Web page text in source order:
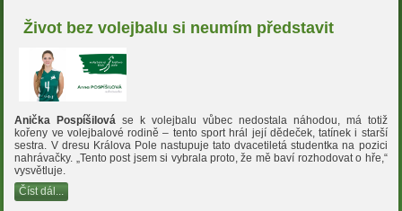
Život bez volejbalu si neumím představit
Anička Pospíšilová se k volejbalu vůbec nedostala náhodou, má totiž
kořeny ve volejbalové rodině – tento sport hrál její dědeček, tatínek i starší
sestra. V dresu Králova Pole nastupuje tato dvacetiletá studentka na pozici
nahrávačky. „Tento post jsem si vybrala proto, že mě baví rozhodovat o hře,“
vysvětluje.
Číst dál...